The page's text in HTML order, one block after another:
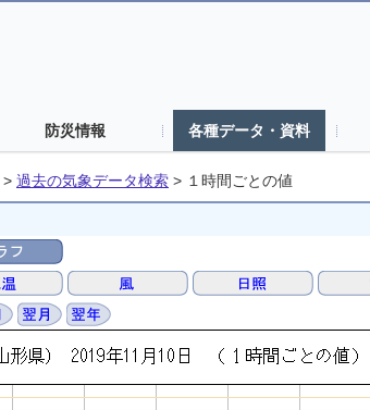
防災情報 各種データ・資料
> 過去の気象データ検索 > １時間ごとの値